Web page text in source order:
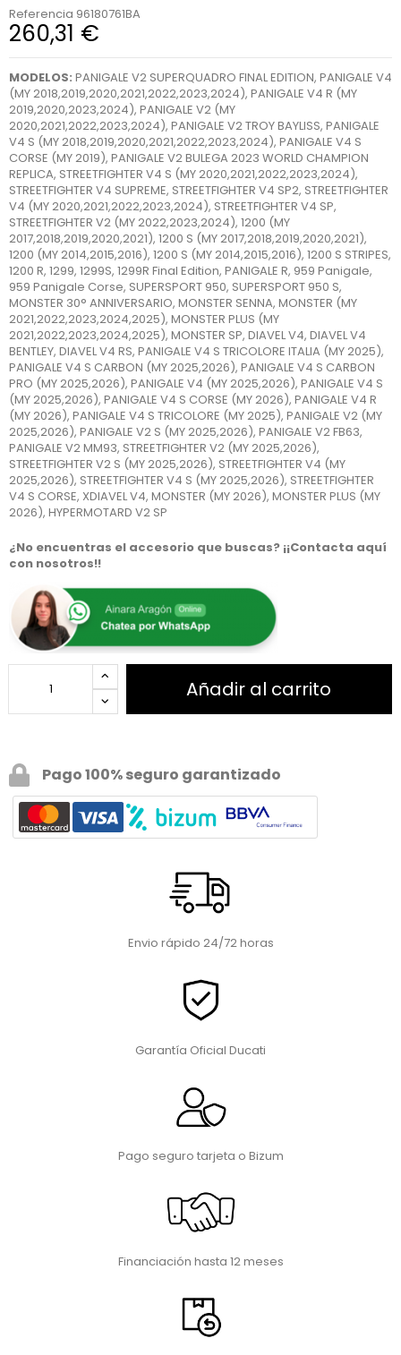
Referencia 96180761BA
260,31 €
MODELOS: PANIGALE V2 SUPERQUADRO FINAL EDITION, PANIGALE V4
(MY 2018,2019,2020,2021,2022,2023,2024), PANIGALE V4 R (MY
2019,2020,2023,2024), PANIGALE V2 (MY
2020,2021,2022,2023,2024), PANIGALE V2 TROY BAYLISS, PANIGALE
V4 S (MY 2018,2019,2020,2021,2022,2023,2024), PANIGALE V4 S
CORSE (MY 2019), PANIGALE V2 BULEGA 2023 WORLD CHAMPION
REPLICA, STREETFIGHTER V4 S (MY 2020,2021,2022,2023,2024),
STREETFIGHTER V4 SUPREME, STREETFIGHTER V4 SP2, STREETFIGHTER
V4 (MY 2020,2021,2022,2023,2024), STREETFIGHTER V4 SP,
STREETFIGHTER V2 (MY 2022,2023,2024), 1200 (MY
2017,2018,2019,2020,2021), 1200 S (MY 2017,2018,2019,2020,2021),
1200 (MY 2014,2015,2016), 1200 S (MY 2014,2015,2016), 1200 S STRIPES,
1200 R, 1299, 1299S, 1299R Final Edition, PANIGALE R, 959 Panigale,
959 Panigale Corse, SUPERSPORT 950, SUPERSPORT 950 S,
MONSTER 30° ANNIVERSARIO, MONSTER SENNA, MONSTER (MY
2021,2022,2023,2024,2025), MONSTER PLUS (MY
2021,2022,2023,2024,2025), MONSTER SP, DIAVEL V4, DIAVEL V4
BENTLEY, DIAVEL V4 RS, PANIGALE V4 S TRICOLORE ITALIA (MY 2025),
PANIGALE V4 S CARBON (MY 2025,2026), PANIGALE V4 S CARBON
PRO (MY 2025,2026), PANIGALE V4 (MY 2025,2026), PANIGALE V4 S
(MY 2025,2026), PANIGALE V4 S CORSE (MY 2026), PANIGALE V4 R
(MY 2026), PANIGALE V4 S TRICOLORE (MY 2025), PANIGALE V2 (MY
2025,2026), PANIGALE V2 S (MY 2025,2026), PANIGALE V2 FB63,
PANIGALE V2 MM93, STREETFIGHTER V2 (MY 2025,2026),
STREETFIGHTER V2 S (MY 2025,2026), STREETFIGHTER V4 (MY
2025,2026), STREETFIGHTER V4 S (MY 2025,2026), STREETFIGHTER
V4 S CORSE, XDIAVEL V4, MONSTER (MY 2026), MONSTER PLUS (MY
2026), HYPERMOTARD V2 SP
¿No encuentras el accesorio que buscas? ¡¡Contacta aquí
con nosotros!!
Añadir al carrito
Pago 100% seguro garantizado
Envio rápido 24/72 horas
Garantía Oficial Ducati
Pago seguro tarjeta o Bizum
Financiación hasta 12 meses